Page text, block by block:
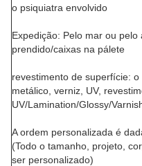
o psiquiatra envolvido
Expedição: Pelo mar ou
prendido/caixas na pálete
revestimento de superfície: o
metálico, verniz, UV,
UV/Lamination/Glossy/
A ordem personalizada é
(Todo o tamanho, projeto,
ser personalizado)